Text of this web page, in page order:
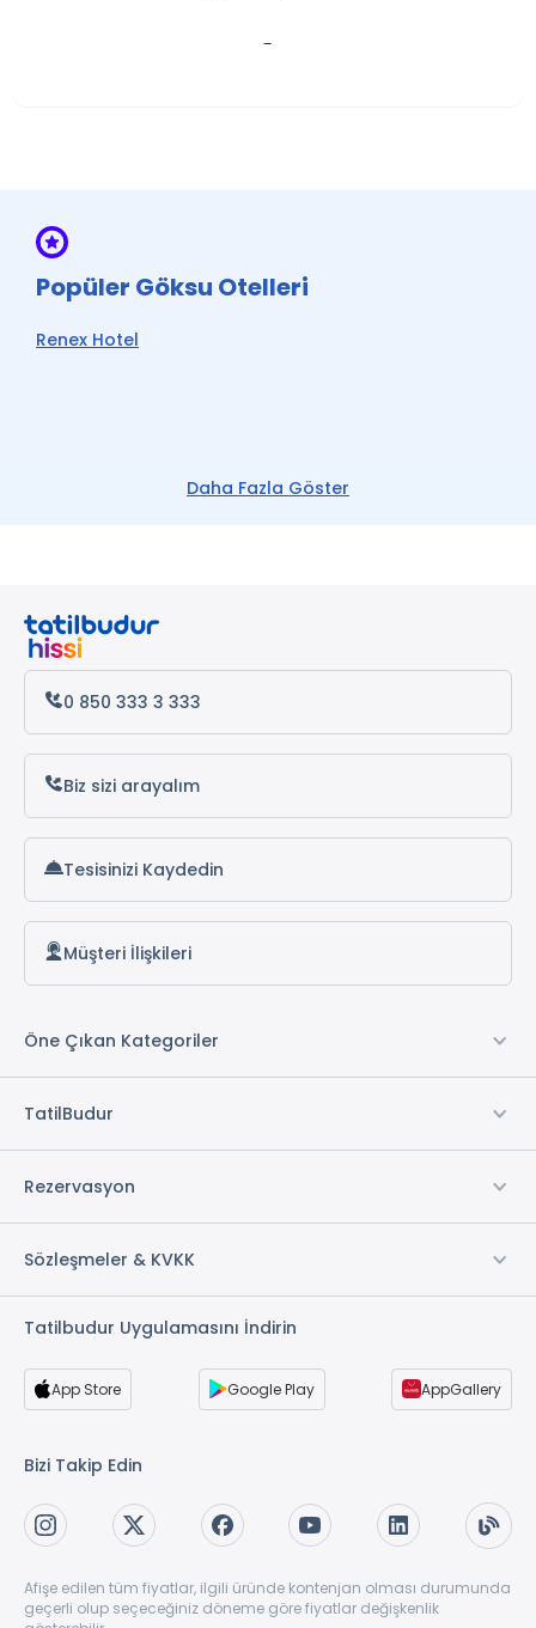
-
Daha Fazla Göster
Popüler Göksu Otelleri
Renex Hotel
0 850 333 3 333
Biz sizi arayalım
Tesisinizi Kaydedin
Müşteri İlişkileri
Öne Çıkan Kategoriler
TatilBudur
Rezervasyon
Sözleşmeler & KVKK
Tatilbudur Uygulamasını İndirin
App Store Google Play AppGallery
Bizi Takip Edin
Afişe edilen tüm fiyatlar, ilgili üründe kontenjan olması durumunda
geçerli olup seçeceğiniz döneme göre fiyatlar değişkenlik